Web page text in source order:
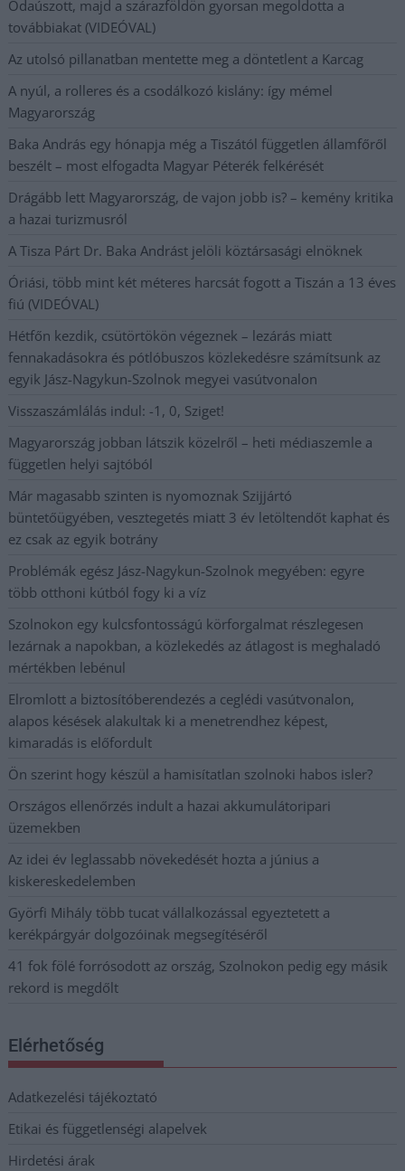
Odaúszott, majd a szárazföldön gyorsan megoldotta a
továbbiakat (VIDEÓVAL)
Az utolsó pillanatban mentette meg a döntetlent a Karcag
A nyúl, a rolleres és a csodálkozó kislány: így mémel
Magyarország
Baka András egy hónapja még a Tiszától független államfőről
beszélt – most elfogadta Magyar Péterék felkérését
Drágább lett Magyarország, de vajon jobb is? – kemény kritika
a hazai turizmusról
A Tisza Párt Dr. Baka Andrást jelöli köztársasági elnöknek
Óriási, több mint két méteres harcsát fogott a Tiszán a 13 éves
fiú (VIDEÓVAL)
Hétfőn kezdik, csütörtökön végeznek – lezárás miatt
fennakadásokra és pótlóbuszos közlekedésre számítsunk az
egyik Jász-Nagykun-Szolnok megyei vasútvonalon
Visszaszámlálás indul: -1, 0, Sziget!
Magyarország jobban látszik közelről – heti médiaszemle a
független helyi sajtóból
Már magasabb szinten is nyomoznak Szijjártó
büntetőügyében, vesztegetés miatt 3 év letöltendőt kaphat és
ez csak az egyik botrány
Problémák egész Jász-Nagykun-Szolnok megyében: egyre
több otthoni kútból fogy ki a víz
Szolnokon egy kulcsfontosságú körforgalmat részlegesen
lezárnak a napokban, a közlekedés az átlagost is meghaladó
mértékben lebénul
Elromlott a biztosítóberendezés a ceglédi vasútvonalon,
alapos késések alakultak ki a menetrendhez képest,
kimaradás is előfordult
Ön szerint hogy készül a hamisítatlan szolnoki habos isler?
Országos ellenőrzés indult a hazai akkumulátoripari
üzemekben
Az idei év leglassabb növekedését hozta a június a
kiskereskedelemben
Györfi Mihály több tucat vállalkozással egyeztetett a
kerékpárgyár dolgozóinak megsegítéséről
41 fok fölé forrósodott az ország, Szolnokon pedig egy másik
rekord is megdőlt
Elérhetőség
Adatkezelési tájékoztató
Etikai és függetlenségi alapelvek
Hirdetési árak